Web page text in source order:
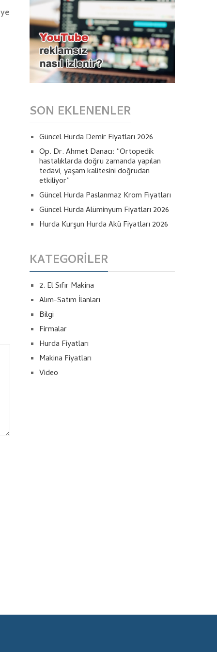
SON EKLENENLER
Güncel Hurda Demir Fiyatları 2026
Op. Dr. Ahmet Danacı: “Ortopedik
hastalıklarda doğru zamanda yapılan
tedavi, yaşam kalitesini doğrudan
etkiliyor”
Güncel Hurda Paslanmaz Krom Fiyatları
Güncel Hurda Alüminyum Fiyatları 2026
Hurda Kurşun Hurda Akü Fiyatları 2026
KATEGORILER
2. El Sıfır Makina
Alım-Satım İlanları
Bilgi
Firmalar
Hurda Fiyatları
Makina Fiyatları
Video